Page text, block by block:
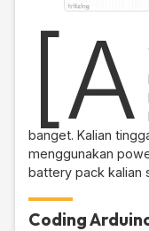
[a
banget. Kalian
menggunakan
battery pack kalian
Coding